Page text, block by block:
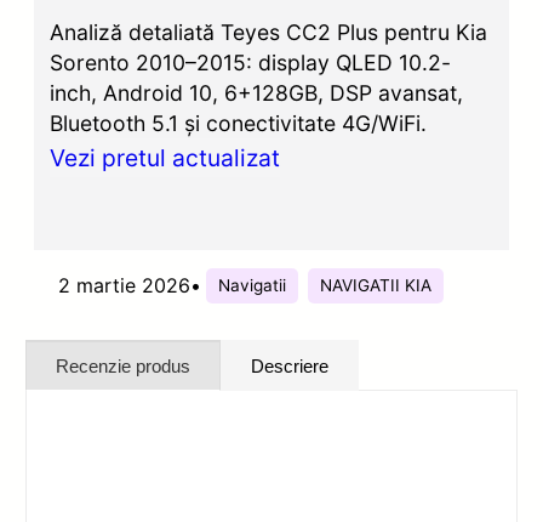
Analiză detaliată Teyes CC2 Plus pentru Kia
Sorento 2010–2015: display QLED 10.2-
inch, Android 10, 6+128GB, DSP avansat,
Bluetooth 5.1 și conectivitate 4G/WiFi.
Vezi pretul actualizat
2 martie 2026• Navigatii NAVIGATII KIA
Recenzie produs Descriere